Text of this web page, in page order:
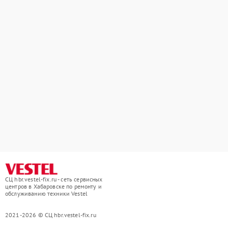
СЦ hbr.vestel-fix.ru - сеть сервисных
центров в Хабаровске по ремонту и
обслуживанию техники Vestel
2021-2026 © СЦ hbr.vestel-fix.ru